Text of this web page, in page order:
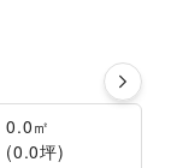
0.0㎡
(0.0坪)